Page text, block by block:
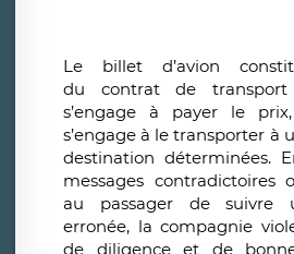
Le billet d’avion
du contrat de
s’engage à payer le
s’engage à le transporter à
destination déterminées.
messages contradictoires
au passager de suivre
erronée, la compagnie
de diligence et de